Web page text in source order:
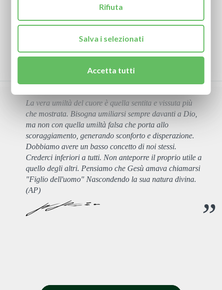
La vera umiltà del cuore è quella sentita e vissuta più
che mostrata. Bisogna umiliarsi sempre davanti a Dio,
ma non con quella umiltà falsa che porta allo
scoraggiamento, generando sconforto e disperazione.
Dobbiamo avere un basso concetto di noi stessi.
Crederci inferiori a tutti. Non anteporre il proprio utile a
quello degli altri. Pensiamo che Gesù amava chiamarsi
"Figlio dell'uomo" Nascondendo la sua natura divina.
(AP)
Rifiuta
Salva i selezionati
Accetta tutti